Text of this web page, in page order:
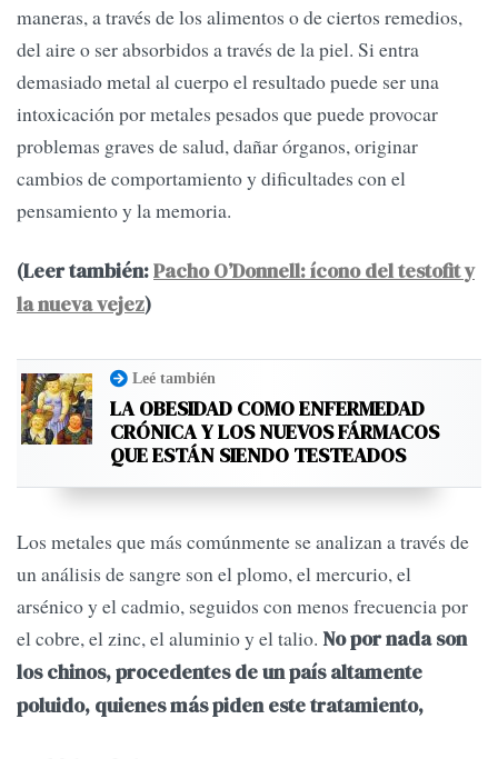
maneras, a través de los alimentos o de ciertos remedios,
del aire o ser absorbidos a través de la piel. Si entra
demasiado metal al cuerpo el resultado puede ser una
intoxicación por metales pesados que puede provocar
problemas graves de salud, dañar órganos, originar
cambios de comportamiento y dificultades con el
pensamiento y la memoria.
(Leer también:Pacho O’Donnell: ícono del testofit y
la nueva vejez)
Leé también
LA OBESIDAD COMO ENFERMEDAD
CRÓNICA Y LOS NUEVOS FÁRMACOS
QUE ESTÁN SIENDO TESTEADOS
Los metales que más comúnmente se analizan a través de
un análisis de sangre son el plomo, el mercurio, el
arsénico y el cadmio, seguidos con menos frecuencia por
el cobre, el zinc, el aluminio y el talio. No por nada son
los chinos, procedentes de un país altamente
poluido, quienes más piden este tratamiento,